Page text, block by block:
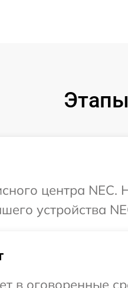
центра
устройства
в оговоренные